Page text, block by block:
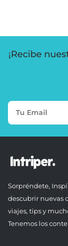
¡Recibe
Sorpréndete,
descubrir nuevas
viajes, tips y
Tenemos los